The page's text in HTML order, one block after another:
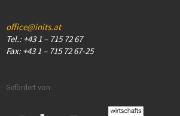
office@inits.at
Tel.: +43 1 – 715 72 67
Fax: +43 1 – 715 72 67-25
Gefördert von: